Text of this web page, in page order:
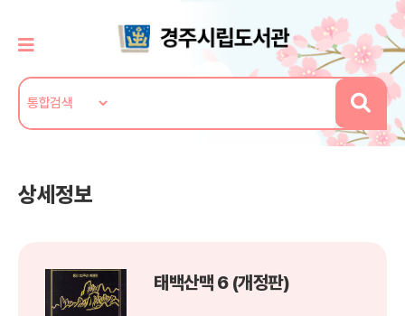
상세정보
태백산맥 6 (개정판)